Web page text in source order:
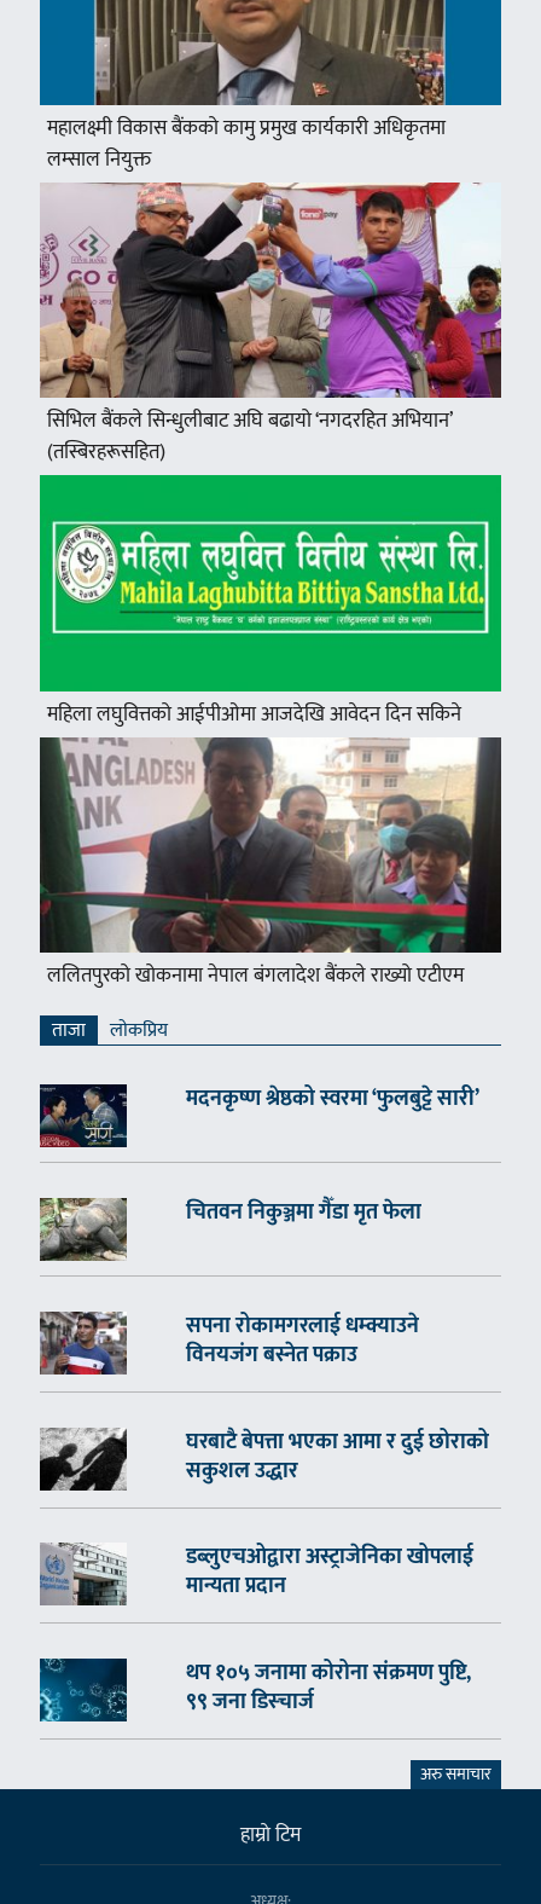
महालक्ष्मी विकास बैंकको कामु प्रमुख कार्यकारी अधिकृतमा
लम्साल नियुक्त
सिभिल बैंकले सिन्धुलीबाट अघि बढायो ‘नगदरहित अभियान’
(तस्बिरहरूसहित)
महिला लघुवित्तको आईपीओमा आजदेखि आवेदन दिन सकिने
ललितपुरको खोकनामा नेपाल बंगलादेश बैंकले राख्यो एटीएम
ताजा लाेकप्रिय
मदनकृष्ण श्रेष्ठको स्वरमा ‘फुलबुट्टे सारी’
चितवन निकुञ्जमा गैँडा मृत फेला
सपना रोकामगरलाई धम्क्याउने
विनयजंग बस्नेत पक्राउ
घरबाटै बेपत्ता भएका आमा र दुई छोराको
सकुशल उद्धार
डब्लुएचओद्वारा अस्ट्राजेनिका खोपलाई
मान्यता प्रदान
थप १०५ जनामा कोरोना संक्रमण पुष्टि,
९९ जना डिस्चार्ज
अरु समाचार
हाम्राे टिम